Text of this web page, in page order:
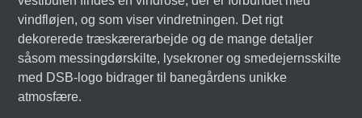
vindfløjen, og som viser vindretningen. Det rigt
dekorerede træskærerarbejde og de mange detaljer
såsom messingdørskilte, lysekroner og smedejernsskilte
med DSB-logo bidrager til banegårdens unikke
atmosfære.